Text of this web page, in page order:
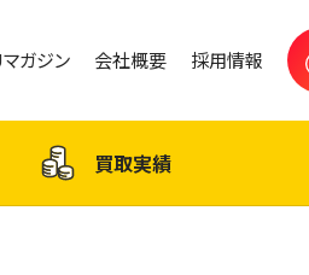
ガジン 会社概要 採用情報
買取実績